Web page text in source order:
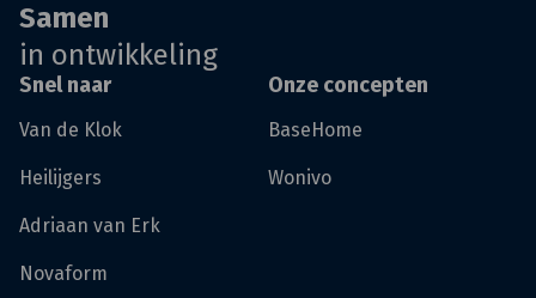
Samen
in ontwikkeling
Snel naar
Van de Klok
Heilijgers
Adriaan van Erk
Novaform
Onze concepten
BaseHome
Wonivo